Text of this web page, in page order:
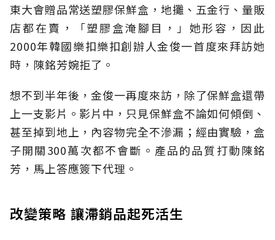
東大會贈品常送塑膠保鮮盒，地攤、五金行、量販
店都在賣，「塑膠盒淹腳目，」她形容，因此
2000年韓國樂扣樂扣創辦人金俊一首度來拜訪她
時，陳銘芳婉拒了。
想不到半年後，金俊一再度來訪，除了保鮮盒還帶
上一支影片。影片中，只見保鮮盒不論如何傾倒、
甚至掉到地上，內容物完全不滲漏；經由實驗，盒
子開關300萬次都不會斷。產品的品質打動陳銘
芳，馬上答應簽下代理。
改變策略 讓滯銷品起死活生